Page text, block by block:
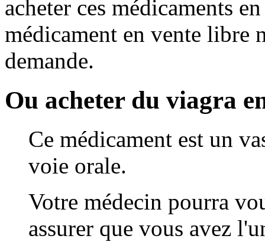
acheter ces médicaments
médicament en vente libre
demande.
Ou acheter du viagra
Ce médicament est un
voie orale.
Votre médecin pourra
assurer que vous avez